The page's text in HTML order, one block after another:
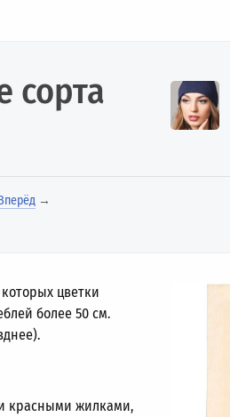
сорта
→
цветки
более 50 см.
красными жилками,